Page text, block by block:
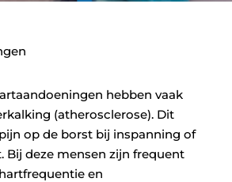
hebben vaak
(atherosclerose). Dit
op de borst bij inspanning of
Bij deze mensen zijn frequent
en